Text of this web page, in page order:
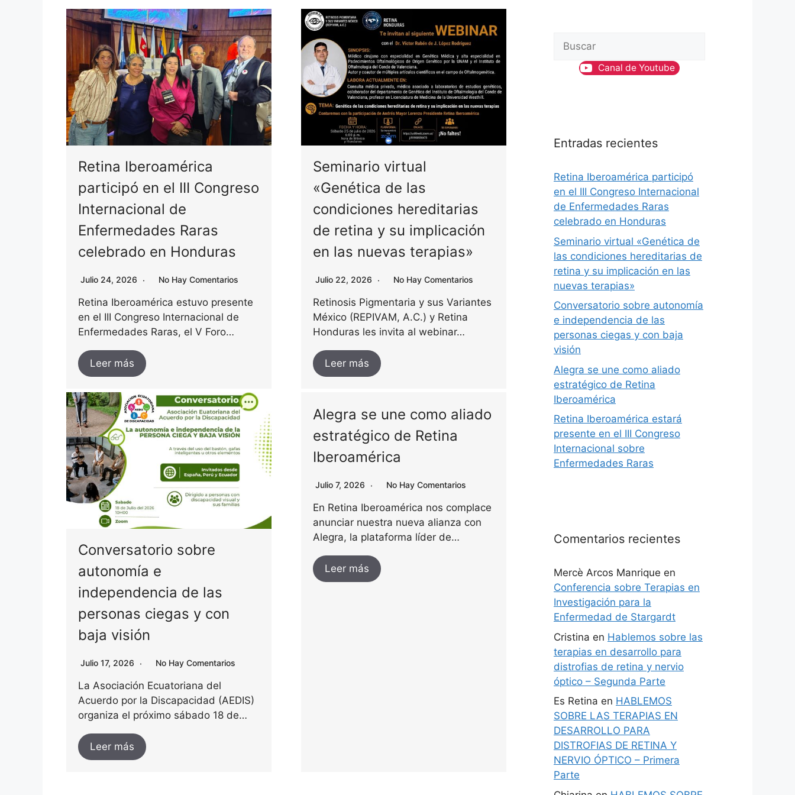
Retina Iberoamérica
participó en el III Congreso
Internacional de
Enfermedades Raras
celebrado en Honduras
Julio 24, 2026 No Hay Comentarios
Retina Iberoamérica estuvo presente
en el III Congreso Internacional de
Enfermedades Raras, el V Foro…
Leer más
Seminario virtual
«Genética de las
condiciones hereditarias
de retina y su implicación
en las nuevas terapias»
Julio 22, 2026 No Hay Comentarios
Retinosis Pigmentaria y sus Variantes
México (REPIVAM, A.C.) y Retina
Honduras les invita al webinar…
Leer más
Conversatorio sobre
autonomía e
independencia de las
personas ciegas y con
baja visión
Julio 17, 2026 No Hay Comentarios
La Asociación Ecuatoriana del
Acuerdo por la Discapacidad (AEDIS)
organiza el próximo sábado 18 de…
Leer más
Alegra se une como aliado
estratégico de Retina
Iberoamérica
Julio 7, 2026 No Hay Comentarios
En Retina Iberoamérica nos complace
anunciar nuestra nueva alianza con
Alegra, la plataforma líder de…
Leer más
Canal de Youtube
Entradas recientes
Retina Iberoamérica participó
en el III Congreso Internacional
de Enfermedades Raras
celebrado en Honduras
Seminario virtual «Genética de
las condiciones hereditarias de
retina y su implicación en las
nuevas terapias»
Conversatorio sobre autonomía
e independencia de las
personas ciegas y con baja
visión
Alegra se une como aliado
estratégico de Retina
Iberoamérica
Retina Iberoamérica estará
presente en el III Congreso
Internacional sobre
Enfermedades Raras
Comentarios recientes
Mercè Arcos Manrique en
Conferencia sobre Terapias en
Investigación para la
Enfermedad de Stargardt
Cristina en Hablemos sobre las
terapias en desarrollo para
distrofias de retina y nervio
óptico – Segunda Parte
Es Retina en HABLEMOS
SOBRE LAS TERAPIAS EN
DESARROLLO PARA
DISTROFIAS DE RETINA Y
NERVIO ÓPTICO – Primera
Parte